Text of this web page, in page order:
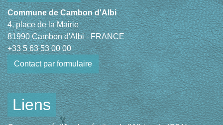
Commune de Cambon d'Albi
4, place de la Mairie
81990 Cambon d'Albi - FRANCE
+33 5 63 53 00 00
Contact par formulaire
Liens